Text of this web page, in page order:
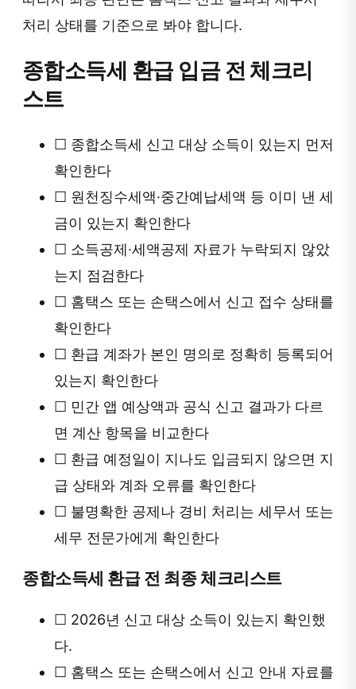
처리 상태를 기준으로 봐야 합니다.
종합소득세 환급 입금 전 체크리
스트
☐ 종합소득세 신고 대상 소득이 있는지 먼저
확인한다
☐ 원천징수세액·중간예납세액 등 이미 낸 세
금이 있는지 확인한다
☐ 소득공제·세액공제 자료가 누락되지 않았
는지 점검한다
☐ 홈택스 또는 손택스에서 신고 접수 상태를
확인한다
☐ 환급 계좌가 본인 명의로 정확히 등록되어
있는지 확인한다
☐ 민간 앱 예상액과 공식 신고 결과가 다르
면 계산 항목을 비교한다
☐ 환급 예정일이 지나도 입금되지 않으면 지
급 상태와 계좌 오류를 확인한다
☐ 불명확한 공제나 경비 처리는 세무서 또는
세무 전문가에게 확인한다
종합소득세 환급 전 최종 체크리스트
☐ 2026년 신고 대상 소득이 있는지 확인했
다.
☐ 홈택스 또는 손택스에서 신고 안내 자료를